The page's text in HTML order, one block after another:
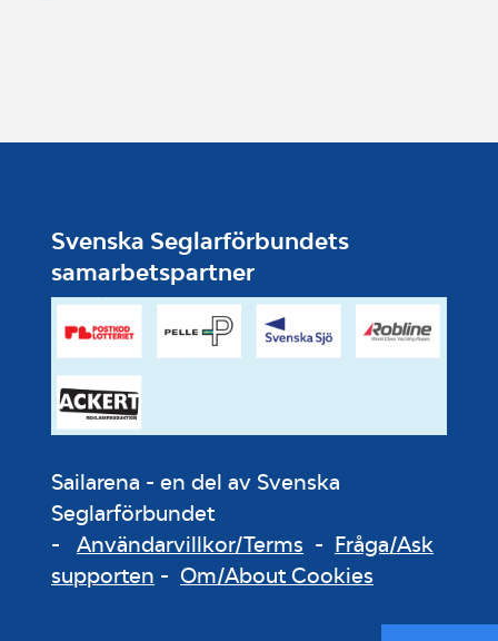
Svenska Seglarförbundets
samarbetspartner
Sailarena - en del av Svenska
Seglarförbundet
- Användarvillkor/Terms - Fråga/Ask
supporten - Om/About Cookies